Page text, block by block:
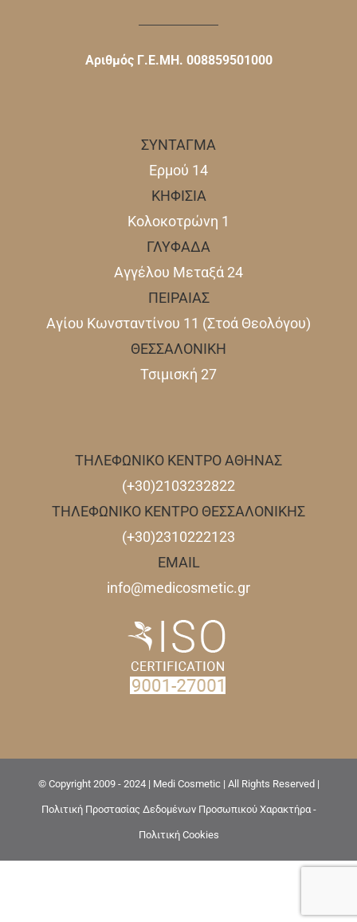
Αριθμός Γ.Ε.ΜΗ. 008859501000
ΣΥΝΤΑΓΜΑ
Ερμού 14
ΚΗΦΙΣΙΑ
Κολοκοτρώνη 1
ΓΛΥΦΑΔΑ
Αγγέλου Μεταξά 24
ΠΕΙΡΑΙΑΣ
Αγίου Κωνσταντίνου 11 (Στοά Θεολόγου)
ΘΕΣΣΑΛΟΝΙΚΗ
Τσιμισκή 27
ΤΗΛΕΦΩΝΙΚΟ ΚΕΝΤΡΟ ΑΘΗΝΑΣ
(+30)2103232822
ΤΗΛΕΦΩΝΙΚΟ ΚΕΝΤΡΟ ΘΕΣΣΑΛΟΝΙΚΗΣ
(+30)2310222123
EMAIL
info@medicosmetic.gr
© Copyright 2009 - 2024 | Medi Cosmetic | All Rights Reserved |
Πολιτική Προστασίας Δεδομένων Προσωπικού Χαρακτήρα -
Πολιτική Cookies